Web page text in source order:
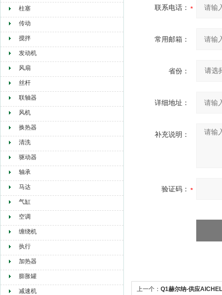
柱塞
传动
搅拌
发动机
风扇
丝杆
联轴器
风机
换热器
清洗
驱动器
轴承
马达
气缸
空调
缠绕机
执行
加热器
膨胀罐
减速机
联系电话：
常用邮箱：
省份：
详细地址：
补充说明：
验证码：
上一个： Q1赫尔纳-供应